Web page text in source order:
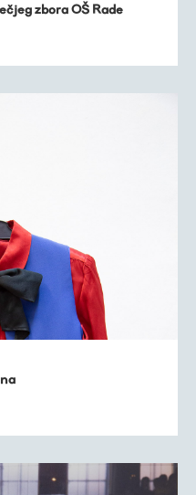
zbora OŠ Rade